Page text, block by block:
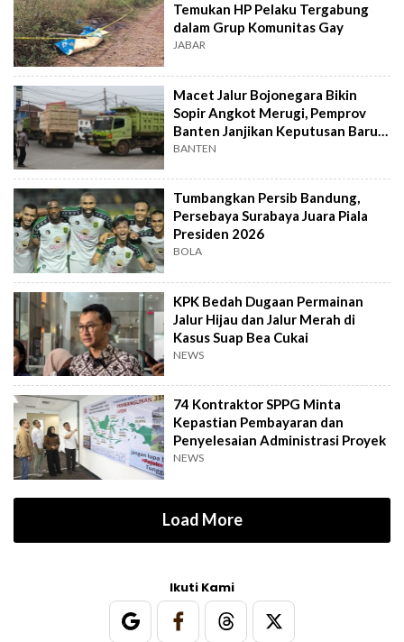
Temukan HP Pelaku Tergabung
dalam Grup Komunitas Gay
JABAR
Macet Jalur Bojonegara Bikin
Sopir Angkot Merugi, Pemprov
Banten Janjikan Keputusan Baru 4
Hari Lagi
BANTEN
Tumbangkan Persib Bandung,
Persebaya Surabaya Juara Piala
Presiden 2026
BOLA
KPK Bedah Dugaan Permainan
Jalur Hijau dan Jalur Merah di
Kasus Suap Bea Cukai
NEWS
74 Kontraktor SPPG Minta
Kepastian Pembayaran dan
Penyelesaian Administrasi Proyek
NEWS
Load More
Ikuti Kami